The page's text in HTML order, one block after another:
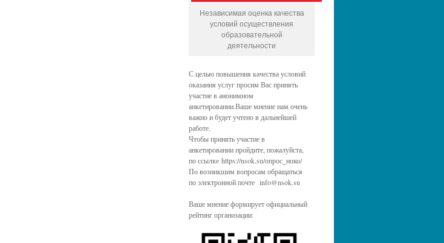
Независимая оценка качества
условий осуществления
образовательной
деятельности
С целью повышения качества условий
оказания услуг просим Вас принять
участие в анонимном
анкетировании.Ваше мнение нам очень
важно и будет учтено в дальнейшей
работе.
Чтобы принять участие в
анкетировании пройдите, пожалуйста,
по ссылке https://nsok.su/опрос_ноко/
По возникшим вопросам обращаться
по электронной почте info@nsok.su
Ваше мнение формирует официальный
рейтинг организации: